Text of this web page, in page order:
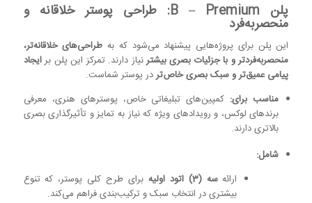
پلن B – Premium: طراحی پوستر خلاقانه و
منحصربه‌فرد
این پلن برای پروژه‌هایی پیشنهاد می‌شود که به طراحی‌های خلاقانه‌تر،
منحصربه‌فردتر و با جزئیات بصری بیشترنیاز دارند. تمرکز این پلن برایجاد
پیامی عمیق‌تر و سبک بصری خاص‌تردر پوستر شماست.
مناسب برای: کمپین‌های تبلیغاتی خاص، پوسترهای هنری، معرفی
برندهای لوکس، و رویدادهای ویژه که نیاز به تمایز و تأثیرگذاری بصری
بالاتری دارند.
شامل:
ارائهسه (3) اتود اولیه
برای طرح کلی پوستر، که تنوع
بیشتری در انتخاب سبک و ترکیب‌بندی فراهم می‌کند.